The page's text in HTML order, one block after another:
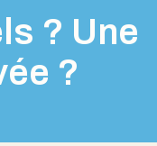
? Une
?